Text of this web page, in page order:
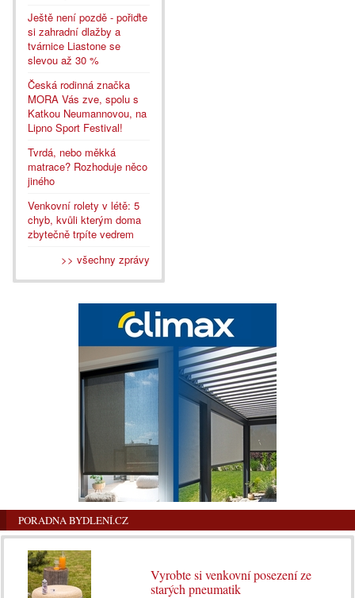
Ještě není pozdě - pořiďte
si zahradní dlažby a
tvárnice Liastone se
slevou až 30 %
Česká rodinná značka
MORA Vás zve, spolu s
Katkou Neumannovou, na
Lipno Sport Festival!
Tvrdá, nebo měkká
matrace? Rozhoduje něco
jiného
Venkovní rolety v létě: 5
chyb, kvůli kterým doma
zbytečně trpíte vedrem
>> všechny zprávy
PORADNA BYDLENÍ.CZ
Vyrobte si venkovní posezení ze
starých pneumatik